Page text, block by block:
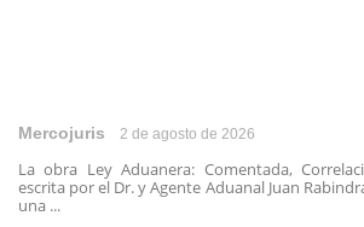
Mercojuris 2 de agosto de 2026
La obra Ley Aduanera: Comentada,
escrita por el Dr. y Agente Aduanal Juan
una ...